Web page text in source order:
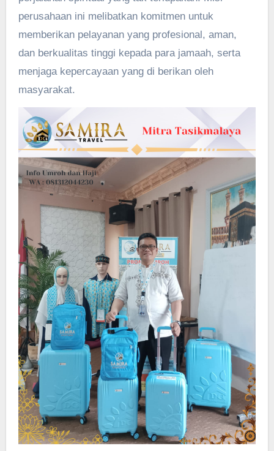
perusahaan ini melibatkan komitmen untuk
memberikan pelayanan yang profesional, aman,
dan berkualitas tinggi kepada para jamaah, serta
menjaga kepercayaan yang di berikan oleh
masyarakat.